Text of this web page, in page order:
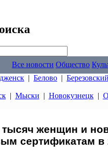
Все новости Общество
| Белово | Березовский
| Мыски | Новокузнецк|
тысяч женщин и
сертификатам в